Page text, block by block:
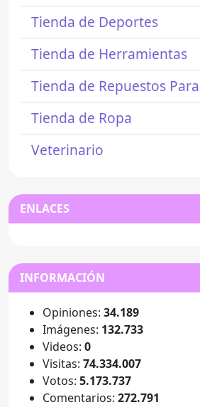
Tienda de Deportes
Tienda de Herramientas
Tienda de Repuestos
Tienda de Ropa
Veterinario
ENLACES
INFORMACIÓN
Opiniones: 34.189
Imágenes: 132.733
Videos: 0
Visitas: 74.334.007
Votos: 5.173.737
Comentarios: 272.791